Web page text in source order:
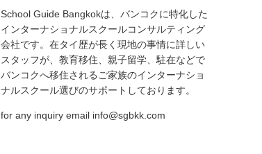
School Guide Bangkokは、バンコクに特化した
インターナショナルスクールコンサルティング
会社です。在タイ歴が長く現地の事情に詳しい
スタッフが、教育移住、親子留学、駐在などで
バンコクへ移住されるご家族のインターナショ
ナルスクール選びのサポートしております。
for any inquiry email info@sgbkk.com